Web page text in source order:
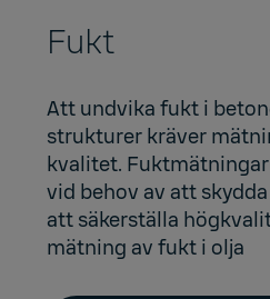
Fukt
Att undvika fukt i
strukturer kräver
kvalitet.
vid behov av att
att säkerställa
mätning avfukt i olja